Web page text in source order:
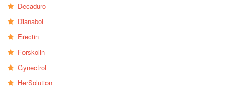
Decaduro
Dianabol
Erectin
Forskolin
Gynectrol
HerSolution